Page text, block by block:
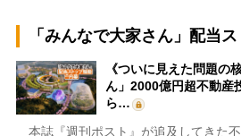
「みんなで大家さん」配当
《ついに見えた問題の
ん」2000億円超不動産
ら…
本誌『週刊ポスト』が追及してきた